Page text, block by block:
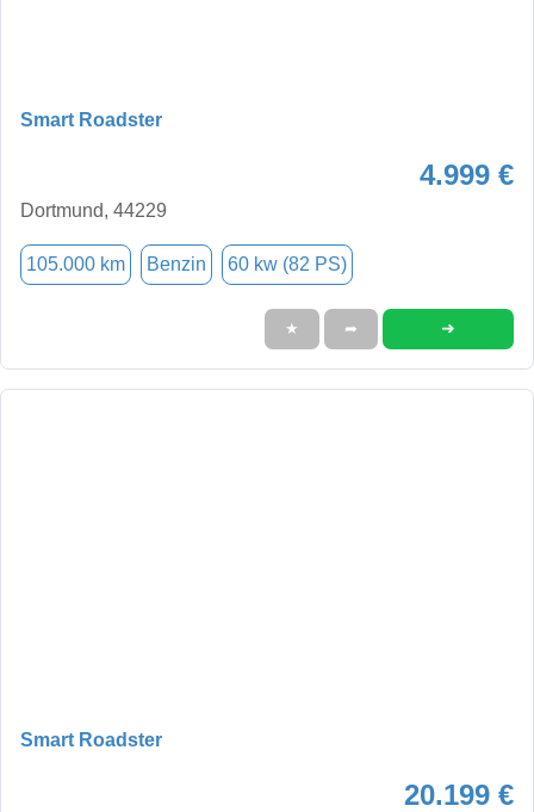
Smart Roadster
4.999 €
Dortmund, 44229
105.000 km Benzin 60 kw (82 PS)
★ ➦ ➜
Smart Roadster
20.199 €